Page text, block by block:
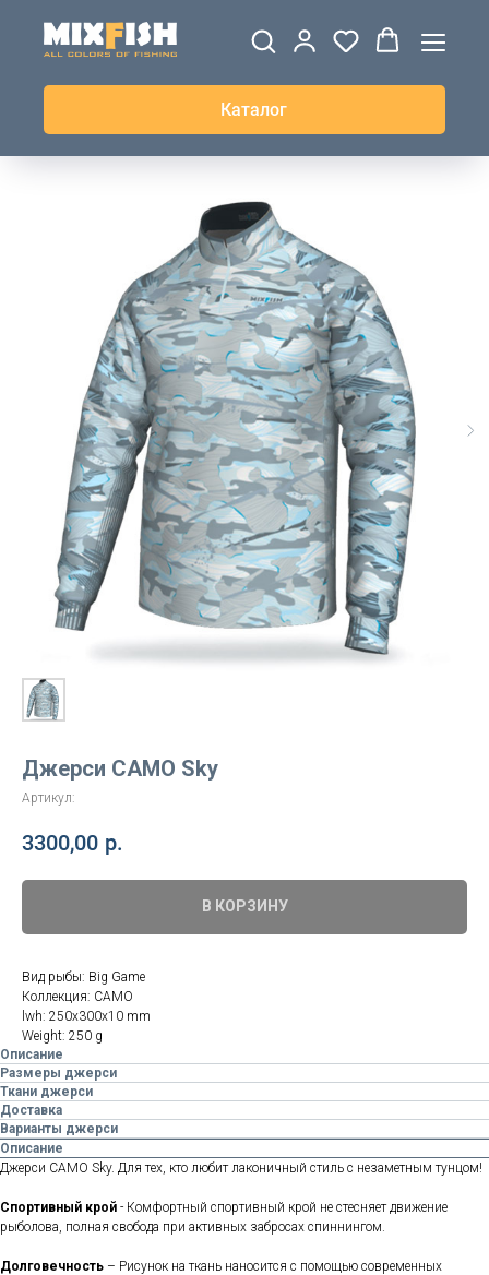
Каталог
ДЖЕРСИ
ВЕТРОВКИ И
ТОЛСТОВКИ
ЖИЛЕТКИ
Джерси CAMO Sky
Артикул:
3300,00 р.
В КОРЗИНУ
Вид рыбы: Big Game
Коллекция: CAMO
lwh: 250x300x10 mm
Weight: 250 g
Описание
Размеры джерси
Ткани джерси
Доставка
Варианты джерси
Описание
Джерси CAMO Sky. Для тех, кто любит лаконичный стиль с незаметным тунцом!
Спортивный крой - Комфортный спортивный крой не стесняет движение
рыболова, полная свобода при активных забросах спиннингом.
Долговечность – Рисунок на ткань наносится с помощью современных